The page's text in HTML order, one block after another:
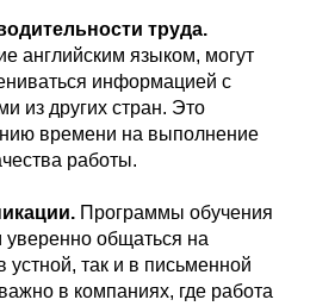
труда.
английским языком, могут
информацией с
из других стран. Это
времени на выполнение
работы.
Программы обучения
уверенно общаться на
устной, так и в письменной
в компаниях, где работа